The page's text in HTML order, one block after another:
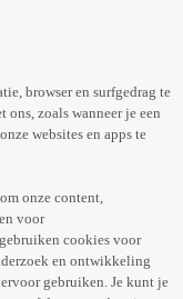
groot… Kan
browser en surfgedrag te
zoals wanneer je een
websites en apps te
onze content,
voor
cookies voor
en ontwikkeling
gebruiken. Je kunt je